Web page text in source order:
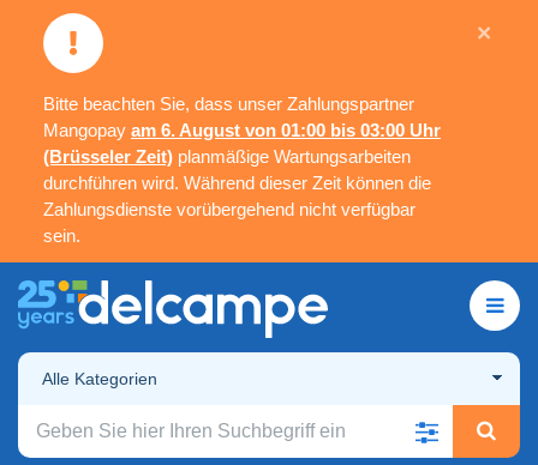
Bitte beachten Sie, dass unser Zahlungspartner
Mangopay am 6. August von 01:00 bis 03:00 Uhr
(Brüsseler Zeit) planmäßige Wartungsarbeiten
durchführen wird. Während dieser Zeit können die
Zahlungsdienste vorübergehend nicht verfügbar
sein.
×
Alle Kategorien